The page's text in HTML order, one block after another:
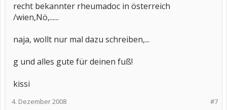
recht bekannter rheumadoc in österreich
/wien,Nö,......
naja, wollt nur mal dazu schreiben,...
g und alles gute für deinen fuß!
kissi
#7
4. Dezember 2008